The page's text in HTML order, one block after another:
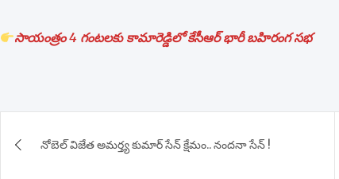
సాయంత్రం 4 గంటలకు కామారెడ్డిలో కేసీఆర్ భారీ బహిరంగ సభ
navigation
నోబెల్ విజేత అమర్త్య కుమార్ సేన్ క్షేమం.. నందనా సేన్ !